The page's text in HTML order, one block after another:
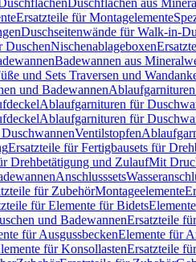
Duschflächen aus
Ersatzteile für Montagelemente
Duschseitenwände für Walk-in-
DuschenNischenablageboxen
Badewannen aus
und Sets Traversen und
und Badewannen
Ablaufgarnituren für
Ablaufgarnituren für
Ventilstopfen
Ersatzteile für Fertigbausets für
Drehbetätigung und ZulaufMit
Anschlusssets
für ZubehörMontageelemente
für Elemente für Bidets
und BadewannenErsatzteile
für AusgussbeckenElemente für
für KonsollastenErsatzteile